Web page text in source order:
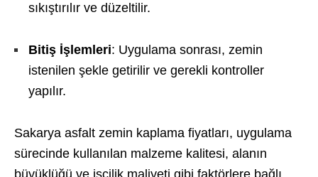
sıkıştırılır ve düzeltilir.
Bitiş İşlemleri: Uygulama sonrası, zemin
istenilen şekle getirilir ve gerekli kontroller
yapılır.
Sakarya asfalt zemin kaplama fiyatları, uygulama
sürecinde kullanılan malzeme kalitesi, alanın
büyüklüğü ve işçilik maliyeti gibi faktörlere bağlı